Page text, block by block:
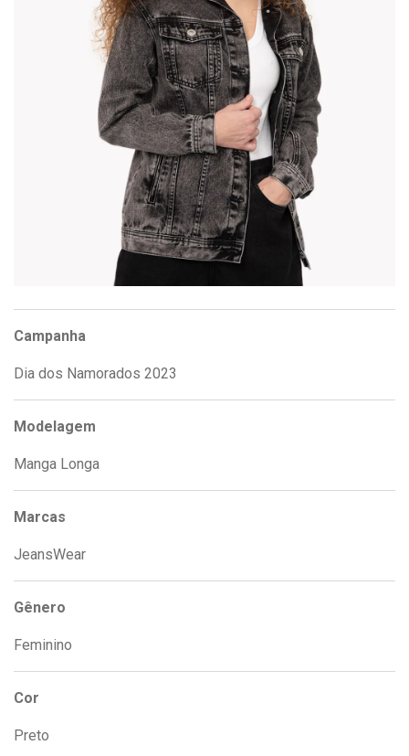
Campanha
Dia dos Namorados 2023
Modelagem
Manga Longa
Marcas
JeansWear
Gênero
Feminino
Cor
Preto